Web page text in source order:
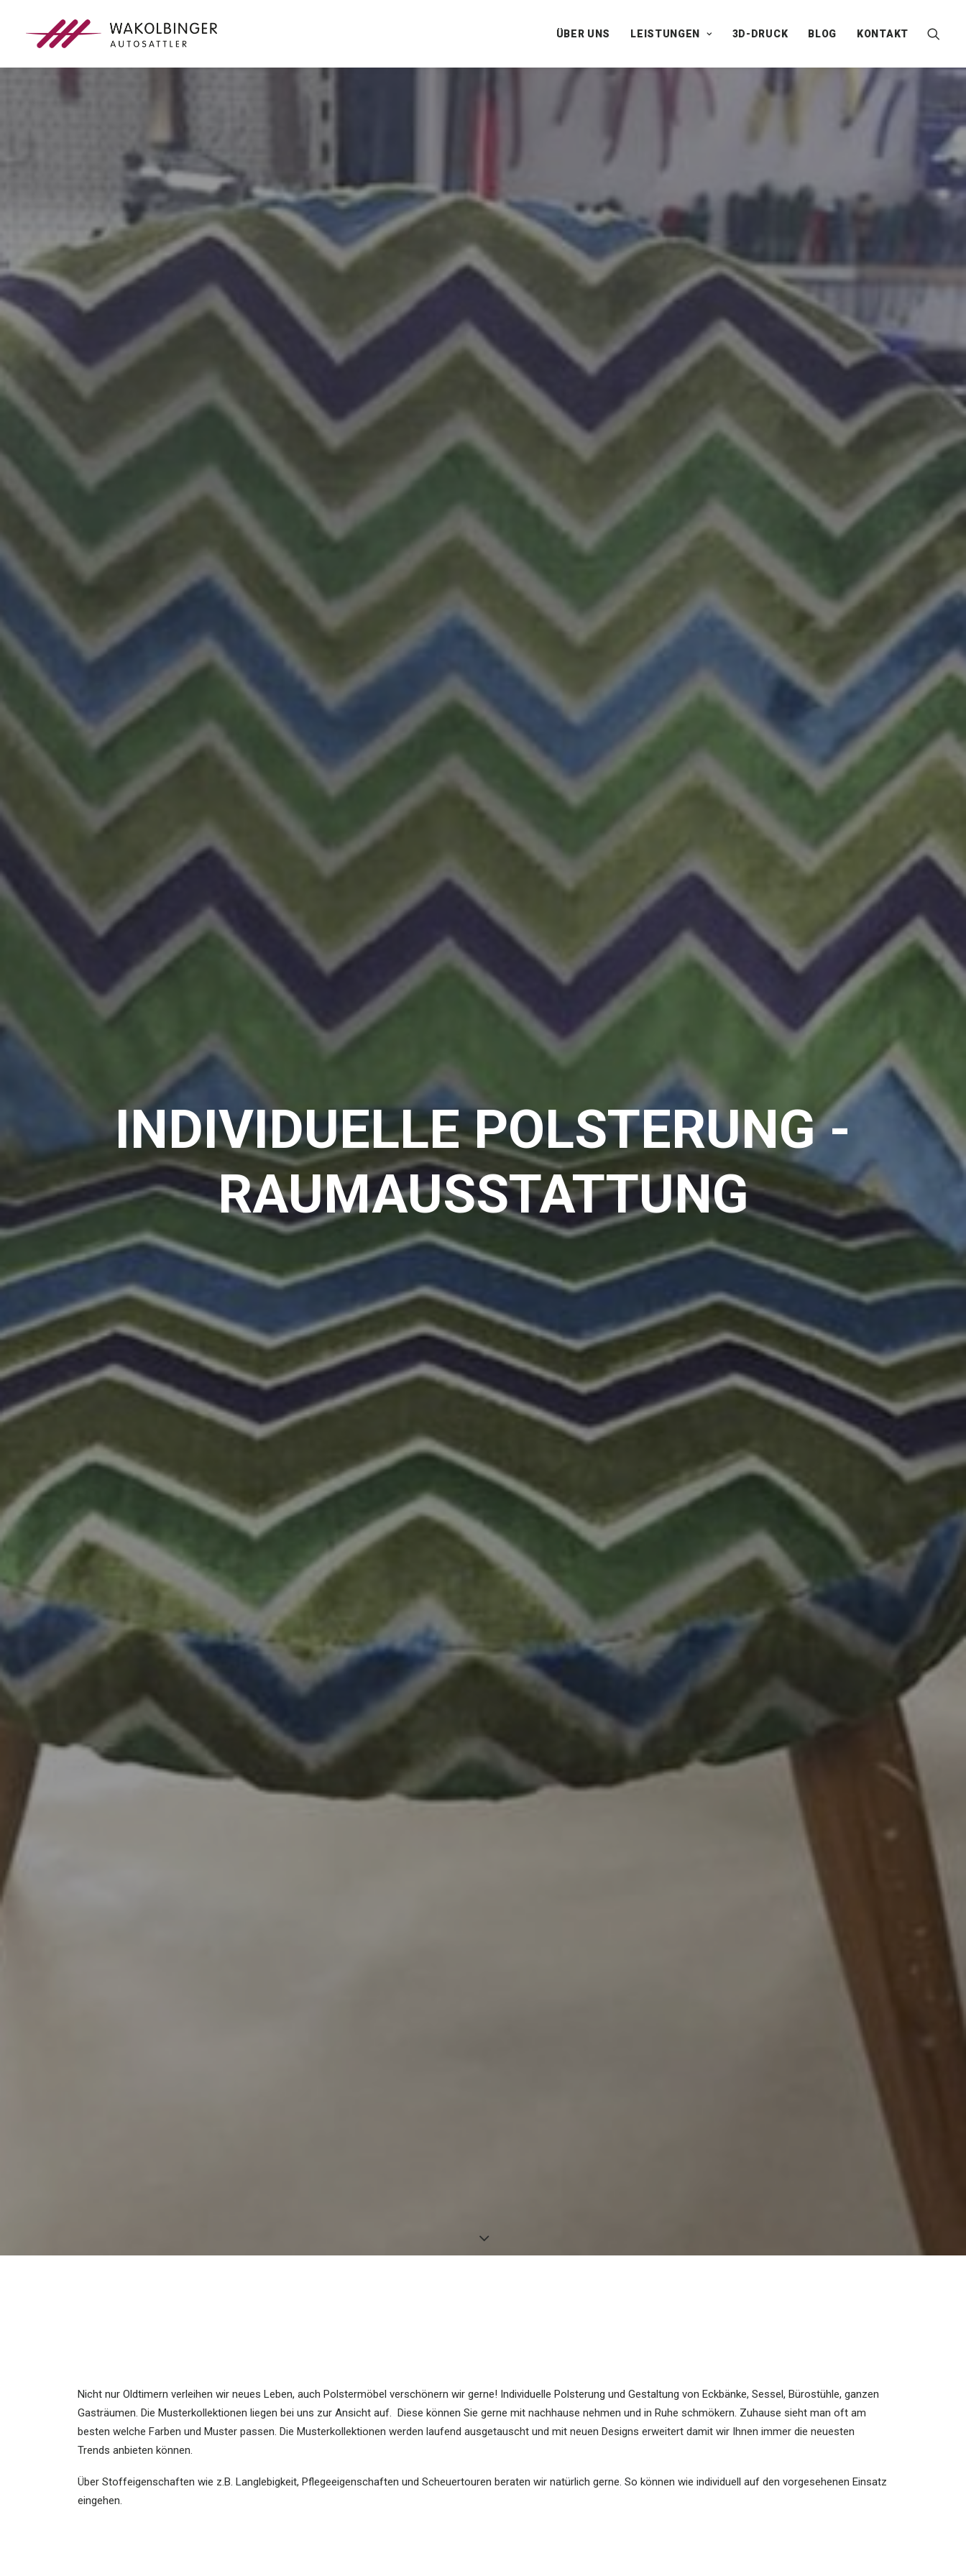
ÜBER UNS LEISTUNGEN 3D-DRUCK BLOG KONTAKT
INDIVIDUELLE POLSTERUNG -
RAUMAUSSTATTUNG
Nicht nur Oldtimern verleihen wir neues Leben, auch Polstermöbel verschönern wir gerne! Individuelle Polsterung und Gestaltung von Eckbänke, Sessel, Bürostühle, ganzen
Gasträumen. Die Musterkollektionen liegen bei uns zur Ansicht auf. Diese können Sie gerne mit nachhause nehmen und in Ruhe schmökern. Zuhause sieht man oft am
besten welche Farben und Muster passen. Die Musterkollektionen werden laufend ausgetauscht und mit neuen Designs erweitert damit wir Ihnen immer die neuesten
Trends anbieten können.
Über Stoffeigenschaften wie z.B. Langlebigkeit, Pflegeeigenschaften und Scheuertouren beraten wir natürlich gerne. So können wie individuell auf den vorgesehenen Einsatz
eingehen.